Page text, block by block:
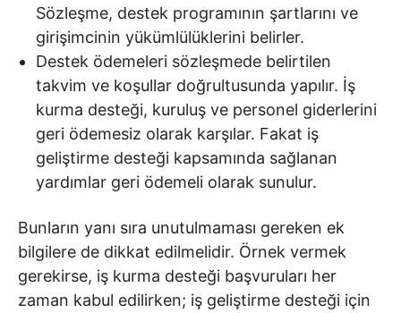
Sözleşme, destek programının şartlarını ve
girişimcinin yükümlülüklerini belirler.
Destek ödemeleri sözleşmede belirtilen
takvim ve koşullar doğrultusunda yapılır. İş
kurma desteği, kuruluş ve personel giderlerini
geri ödemesiz olarak karşılar. Fakat iş
geliştirme desteği kapsamında sağlanan
yardımlar geri ödemeli olarak sunulur.
Bunların yanı sıra unutulmaması gereken ek
bilgilere de dikkat edilmelidir. Örnek vermek
gerekirse, iş kurma desteği başvuruları her
zaman kabul edilirken; iş geliştirme desteği için